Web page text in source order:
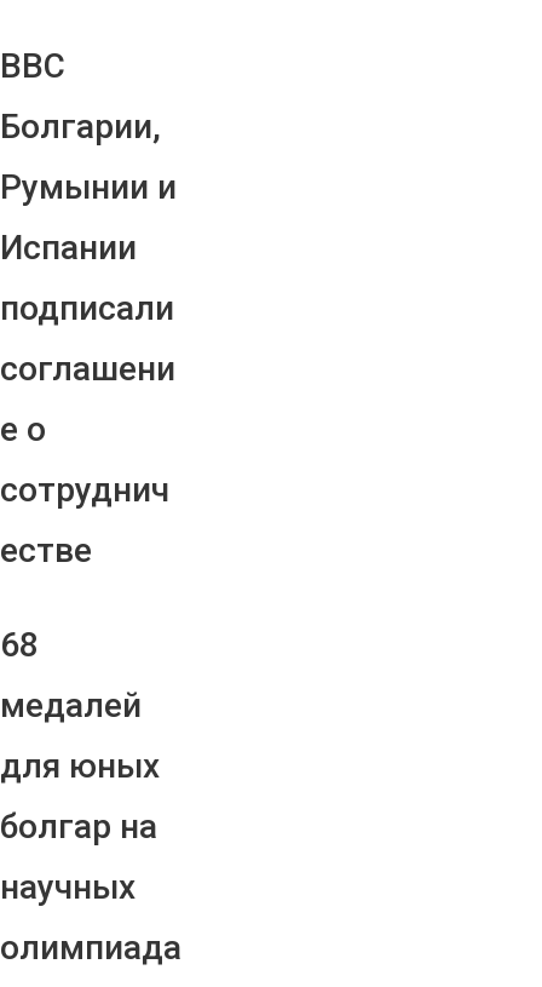
ВВС
Болгарии,
Румынии и
Испании
подписали
соглашени
е о
сотруднич
естве
68
медалей
для юных
болгар на
научных
олимпиада